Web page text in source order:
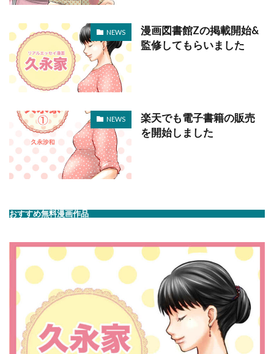
NEWS
漫画図書館Zの掲載開始&
監修してもらいました
NEWS
楽天でも電子書籍の販売
を開始しました
おすすめ無料漫画作品